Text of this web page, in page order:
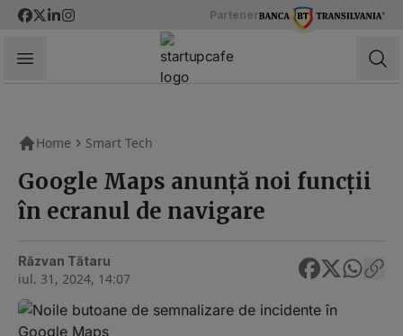
Skip to content Partener
Home Smart Tech
Google Maps anunță noi funcții
în ecranul de navigare
iul. 31, 2024, 14:07
Răzvan Tătaru